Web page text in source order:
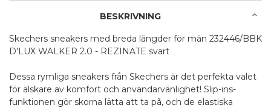
BESKRIVNING
Skechers sneakers med breda längder för män 232446/BBK
D'LUX WALKER 2.0 - REZINATE svart
Dessa rymliga sneakers från Skechers är det perfekta valet
för älskare av komfort och användarvänlighet! Slip-ins-
funktionen gör skorna lätta att ta på, och de elastiska